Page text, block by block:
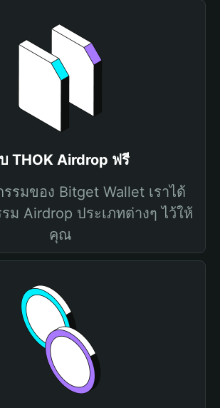
THOK Airdrop ฟรี
รมของ Bitget Wallet เราได้
ม Airdrop ประเภทต่างๆ ไว้ให้
คุณ